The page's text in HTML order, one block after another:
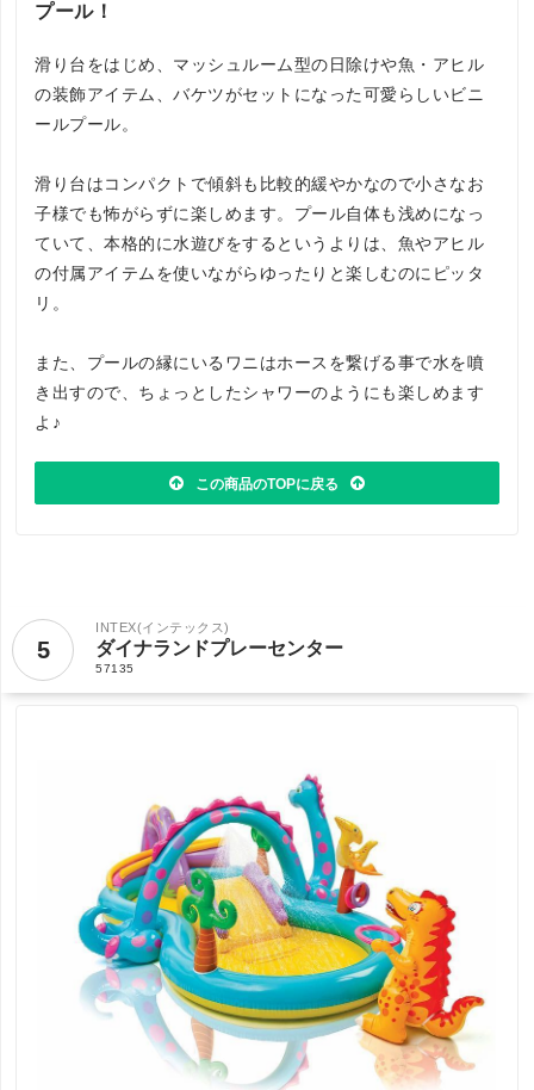
プール！
滑り台をはじめ、マッシュルーム型の日除けや魚・アヒル
の装飾アイテム、バケツがセットになった可愛らしいビニ
ールプール。
滑り台はコンパクトで傾斜も比較的緩やかなので小さなお
子様でも怖がらずに楽しめます。プール自体も浅めになっ
ていて、本格的に水遊びをするというよりは、魚やアヒル
の付属アイテムを使いながらゆったりと楽しむのにピッタ
リ。
また、プールの縁にいるワニはホースを繋げる事で水を噴
き出すので、ちょっとしたシャワーのようにも楽しめます
よ♪
この商品のTOPに戻る
5
INTEX(インテックス)
ダイナランドプレーセンター
57135